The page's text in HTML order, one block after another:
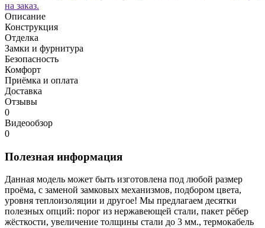
на заказ.
Описание
Конструкция
Отделка
Замки и фурнитура
Безопасность
Комфорт
Приёмка и оплата
Доставка
Отзывы
0
Видеообзор
0
Полезная информация
Данная модель может быть изготовлена под любой размер
проёма, с заменой замковых механизмов, подбором цвета,
уровня теплоизоляции и другое! Мы предлагаем десятки
полезных опций: порог из нержавеющей стали, пакет рёбер
жёсткости, увеличение толщины стали до 3 мм., термокабель